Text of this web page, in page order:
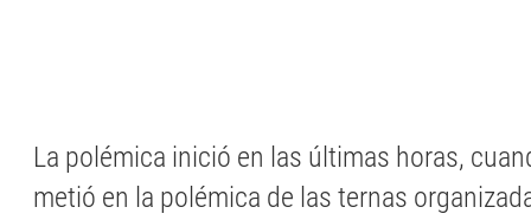
La polémica inició en las últimas horas,
metió en la polémica de las ternas